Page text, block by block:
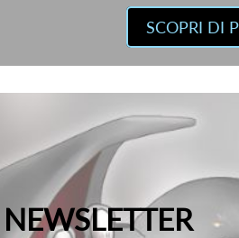
SCOPRI DI
NEWSLETTER